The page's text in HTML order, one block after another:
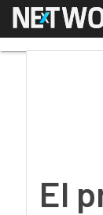
Menú
El